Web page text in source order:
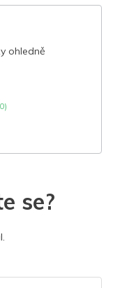
ohledně
se?